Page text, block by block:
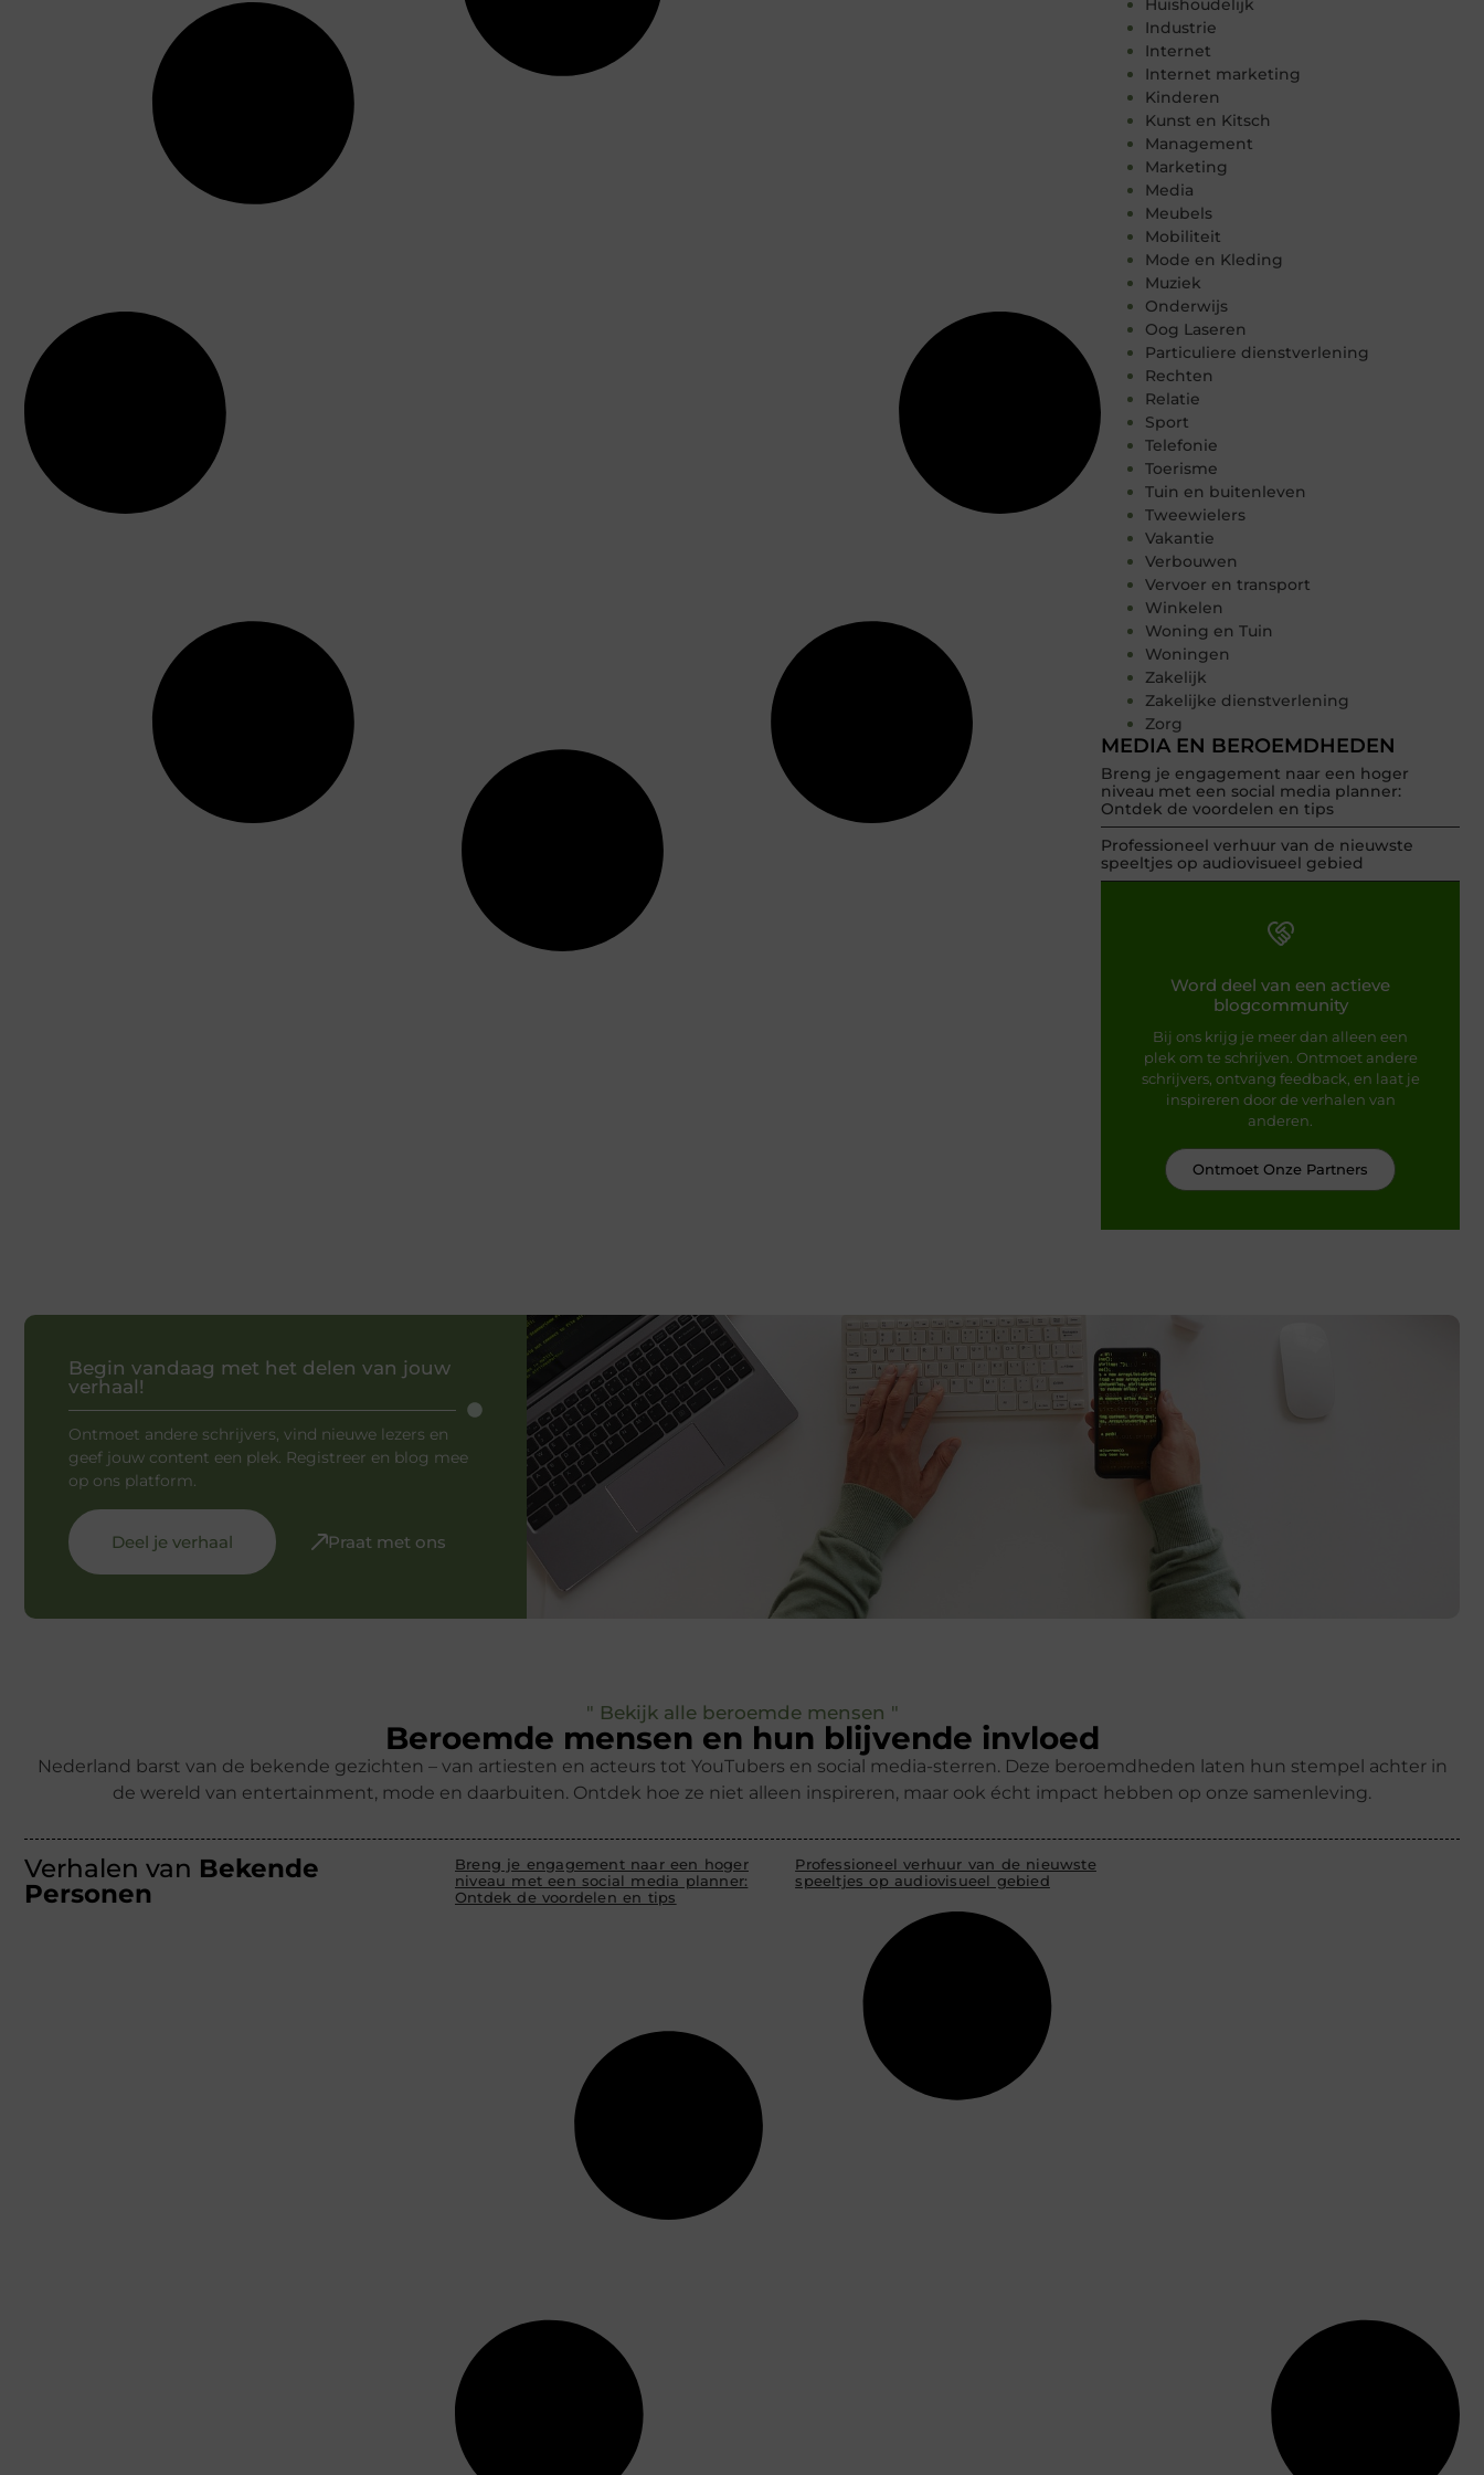
Huishoudelijk
Industrie
Internet
Internet marketing
Kinderen
Kunst en Kitsch
Management
Marketing
Media
Meubels
Mobiliteit
Mode en Kleding
Muziek
Onderwijs
Oog Laseren
Particuliere dienstverlening
Rechten
Relatie
Sport
Telefonie
Toerisme
Tuin en buitenleven
Tweewielers
Vakantie
Verbouwen
Vervoer en transport
Winkelen
Woning en Tuin
Woningen
Zakelijk
Zakelijke dienstverlening
Zorg
MEDIA EN BEROEMDHEDEN
Breng je engagement naar een hoger
niveau met een social media planner:
Ontdek de voordelen en tips
Professioneel verhuur van de nieuwste
speeltjes op audiovisueel gebied
Word deel van een actieve
blogcommunity
Bij ons krijg je meer dan alleen een
plek om te schrijven. Ontmoet andere
schrijvers, ontvang feedback, en laat je
inspireren door de verhalen van
anderen.
Ontmoet Onze Partners
Begin vandaag met het delen van jouw
verhaal!
Ontmoet andere schrijvers, vind nieuwe lezers en
geef jouw content een plek. Registreer en blog mee
op ons platform.
Deel je verhaal Praat met ons
" Bekijk alle beroemde mensen "
Beroemde mensen en hun blijvende invloed
Nederland barst van de bekende gezichten – van artiesten en acteurs tot YouTubers en social media-sterren. Deze beroemdheden laten hun stempel achter in
de wereld van entertainment, mode en daarbuiten. Ontdek hoe ze niet alleen inspireren, maar ook écht impact hebben op onze samenleving.
Verhalen van Bekende
Personen
Breng je engagement naar een hoger
niveau met een social media planner:
Ontdek de voordelen en tips
Professioneel verhuur van de nieuwste
speeltjes op audiovisueel gebied